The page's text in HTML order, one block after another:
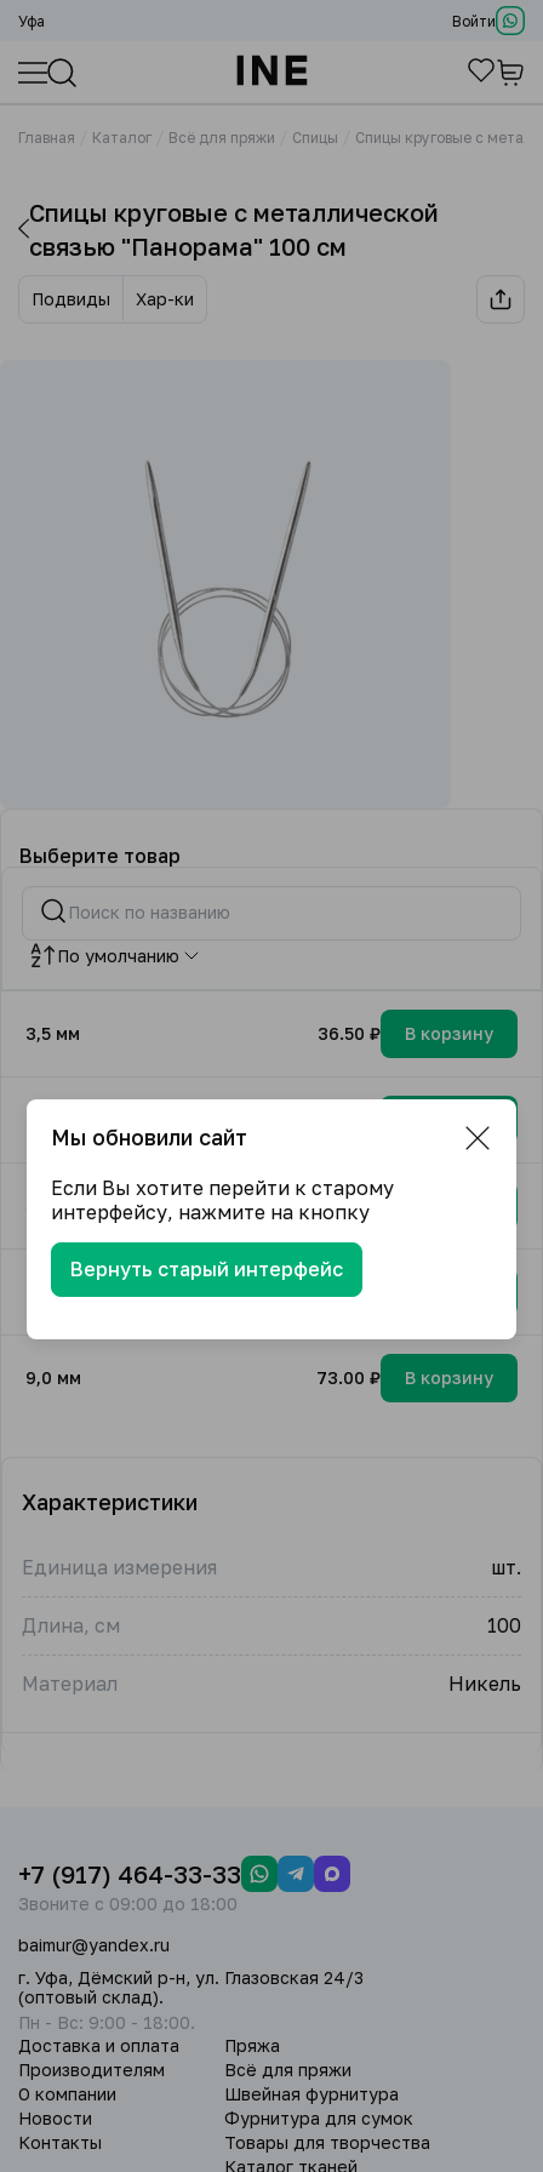
Уфа Войти
Главная Каталог Всё для пряжи Спицы Спицы круговые с
Спицы круговые с металлической
связью "Панорама" 100 см
Подвиды Хар-ки
Выберите товар
По умолчанию
3,5 мм 36.50 ₽ В корзину
5,5 мм 42.00 ₽
6,0 мм 46.50 ₽
9,0 мм 73.00 ₽ В корзину
Характеристики
Единица измерения шт.
Длина, см 100
Материал Никель
Доставка и оплата
Производителям
О компании
Новости
Контакты
Пряжа
Всё для пряжи
Швейная фурнитура
Фурнитура для сумок
Товары для творчества
Каталог тканей
+7 (917) 464-33-33
Звоните с 09:00 до 18:00
baimur@yandex.ru
г. Уфа, Дёмский р-н, ул. Глазовская 24/3
(оптовый склад).
Пн - Вс: 9:00 - 18:00.
Мы обновили сайт
Если Вы хотите перейти к старому
интерфейсу, нажмите на кнопку
Вернуть старый интерфейс